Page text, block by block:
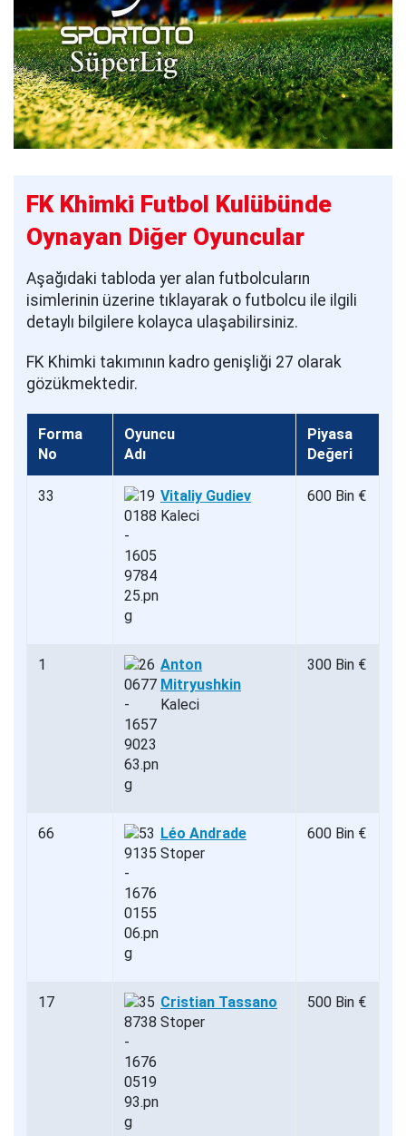
FK Khimki Futbol Kulübünde
Oynayan Diğer Oyuncular
Aşağıdaki tabloda yer alan futbolcuların
isimlerinin üzerine tıklayarak o futbolcu ile ilgili
detaylı bilgilere kolayca ulaşabilirsiniz.
FK Khimki takımının kadro genişliği 27 olarak
gözükmektedir.
Forma
No
Oyuncu
Adı
Piyasa
Değeri
33
Vitaliy Gudiev
Kaleci
600 Bin €
1
Anton
Mitryushkin
Kaleci
300 Bin €
66
Léo Andrade
Stoper
600 Bin €
17
Cristian Tassano
Stoper
500 Bin €